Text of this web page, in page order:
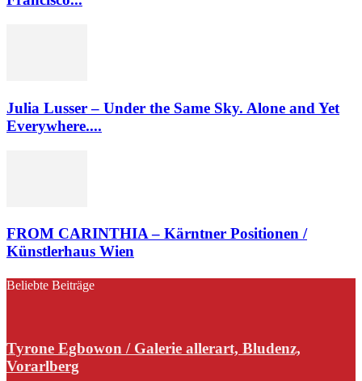
Julia Lusser – Under the Same Sky. Alone and Yet
Everywhere....
FROM CARINTHIA – Kärntner Positionen /
Künstlerhaus Wien
Beliebte Beiträge
Tyrone Egbowon / Galerie allerart, Bludenz,
Vorarlberg